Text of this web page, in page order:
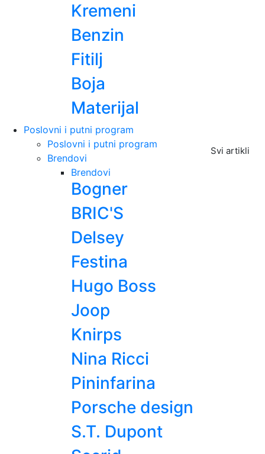
Kremeni
Benzin
Fitilj
Boja
Materijal
Poslovni i putni program
Svi artikli
Poslovni i putni program
Brendovi
Brendovi
Bogner
BRIC'S
Delsey
Festina
Hugo Boss
Joop
Knirps
Nina Ricci
Pininfarina
Porsche design
S.T. Dupont